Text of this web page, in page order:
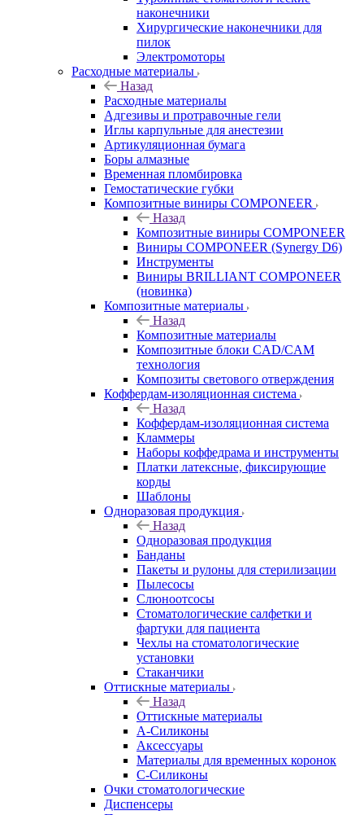
наконечники
Хирургические наконечники для
пилок
Электромоторы
Расходные материалы
Назад
Расходные материалы
Адгезивы и протравочные гели
Иглы карпульные для анестезии
Артикуляционная бумага
Боры алмазные
Временная пломбировка
Гемостатические губки
Композитные виниры COMPONEER
Назад
Композитные виниры COMPONEER
Виниры COMPONEER (Synergy D6)
Инструменты
Виниры BRILLIANT COMPONEER
(новинка)
Композитные материалы
Назад
Композитные материалы
Композитные блоки CAD/СAM
технология
Композиты светового отверждения
Коффердам-изоляционная система
Назад
Коффердам-изоляционная система
Кламмеры
Наборы коффедрама и инструменты
Платки латексные, фиксирующие
корды
Шаблоны
Одноразовая продукция
Назад
Одноразовая продукция
Банданы
Пакеты и рулоны для стерилизации
Пылесосы
Слюноотсосы
Стоматологические салфетки и
фартуки для пациента
Чехлы на стоматологические
установки
Стаканчики
Оттискные материалы
Назад
Оттискные материалы
А-Силиконы
Аксессуары
Материалы для временных коронок
С-Силиконы
Очки стоматологические
Диспенсеры